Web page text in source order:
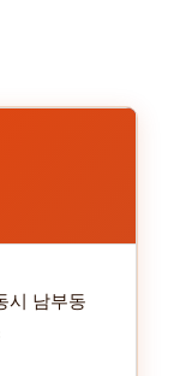
시 남부동